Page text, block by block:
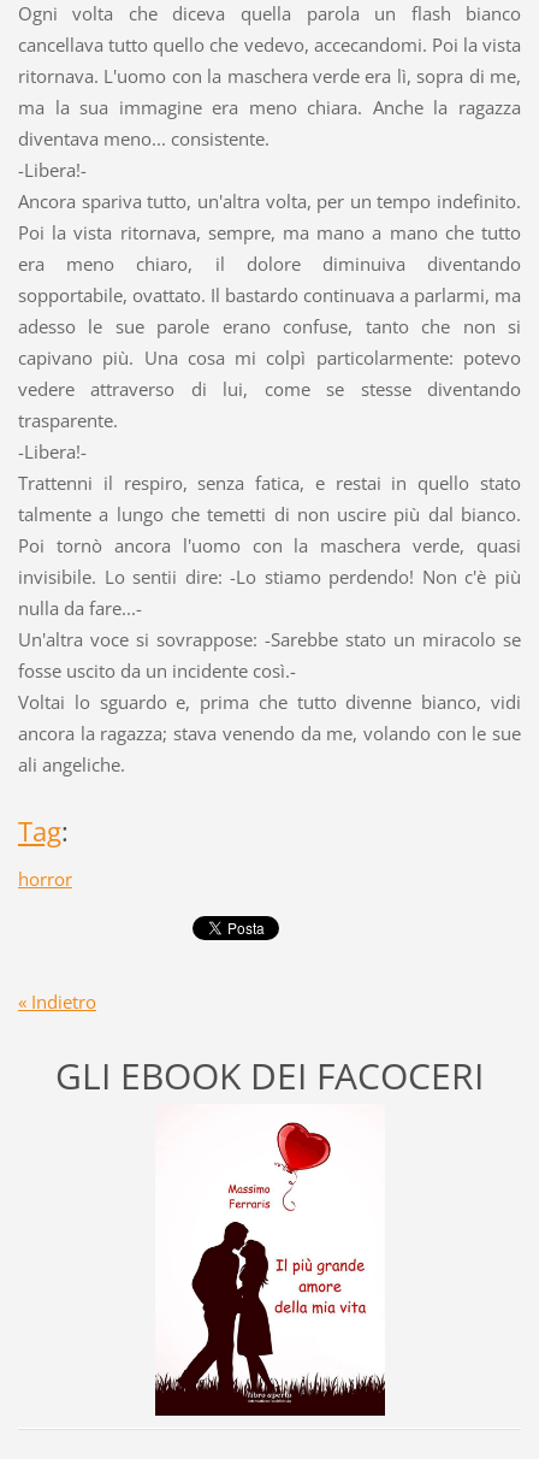
Ogni volta che diceva quella parola un flash bianco
cancellava tutto quello che vedevo, accecandomi. Poi la vista
ritornava. L'uomo con la maschera verde era lì, sopra di me,
ma la sua immagine era meno chiara. Anche la ragazza
diventava meno... consistente.
-Libera!-
Ancora spariva tutto, un'altra volta, per un tempo indefinito.
Poi la vista ritornava, sempre, ma mano a mano che tutto
era meno chiaro, il dolore diminuiva diventando
sopportabile, ovattato. Il bastardo continuava a parlarmi, ma
adesso le sue parole erano confuse, tanto che non si
capivano più. Una cosa mi colpì particolarmente: potevo
vedere attraverso di lui, come se stesse diventando
trasparente.
-Libera!-
Trattenni il respiro, senza fatica, e restai in quello stato
talmente a lungo che temetti di non uscire più dal bianco.
Poi tornò ancora l'uomo con la maschera verde, quasi
invisibile. Lo sentii dire: -Lo stiamo perdendo! Non c'è più
nulla da fare...-
Un'altra voce si sovrappose: -Sarebbe stato un miracolo se
fosse uscito da un incidente così.-
Voltai lo sguardo e, prima che tutto divenne bianco, vidi
ancora la ragazza; stava venendo da me, volando con le sue
ali angeliche.
Tag:
horror
« Indietro
GLI EBOOK DEI FACOCERI